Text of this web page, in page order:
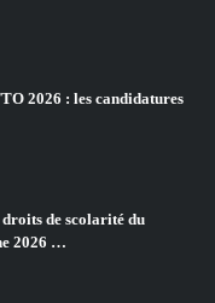
2026 : les candidatures
droits de scolarité du
2026 …